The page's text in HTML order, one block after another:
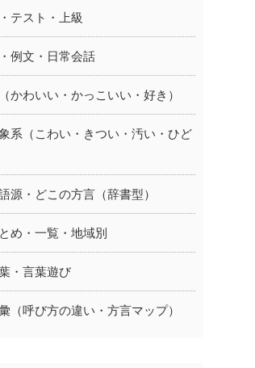
テスト・上級
例文・日常会話
かわいい・かっこいい・好き）
系（こわい・きつい・汚い・ひど
源・どこの方言（辞書型）
め・一覧・地域別
・言葉遊び
（呼び方の違い・方言マップ）